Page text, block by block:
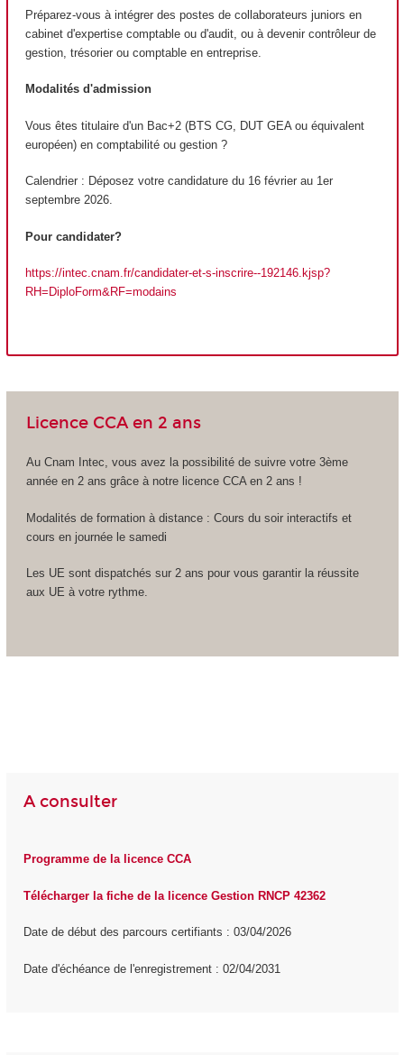
Préparez-vous à intégrer des postes de collaborateurs juniors en
cabinet d'expertise comptable ou d'audit, ou à devenir contrôleur de
gestion, trésorier ou comptable en entreprise.
Modalités d'admission
Vous êtes titulaire d'un Bac+2 (BTS CG, DUT GEA ou équivalent
européen) en comptabilité ou gestion ?
Calendrier : Déposez votre candidature du 16 février au 1er
septembre 2026.
Pour candidater?
https://intec.cnam.fr/candidater-et-s-inscrire--192146.kjsp?
RH=DiploForm&RF=modains
Licence CCA en 2 ans
Au Cnam Intec, vous avez la possibilité de suivre votre 3ème
année en 2 ans grâce à notre licence CCA en 2 ans !
Modalités de formation à distance : Cours du soir interactifs et
cours en journée le samedi
Les UE sont dispatchés sur 2 ans pour vous garantir la réussite
aux UE à votre rythme.
A consulter
Programme de la licence CCA
Télécharger la fiche de la licence Gestion RNCP 42362
Date de début des parcours certifiants : 03/04/2026
Date d'échéance de l'enregistrement : 02/04/2031